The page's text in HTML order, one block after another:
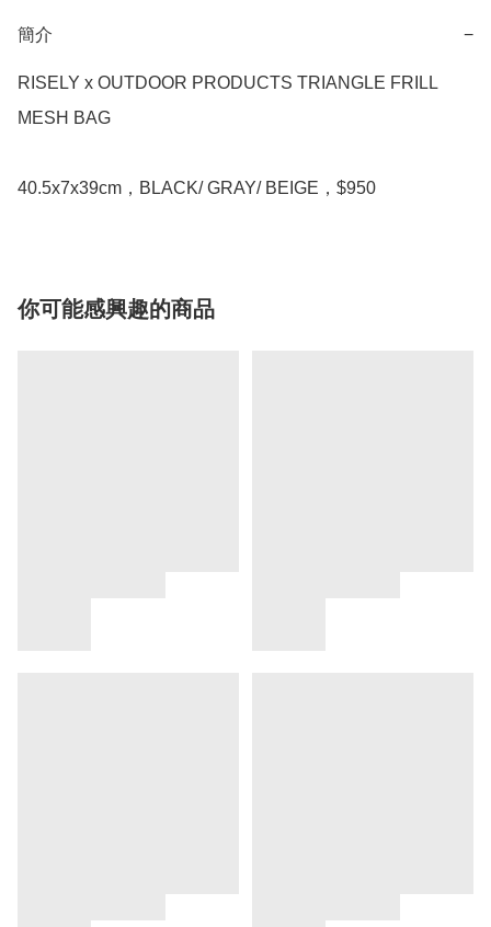
簡介 −
RISELY x OUTDOOR PRODUCTS TRIANGLE FRILL
MESH BAG
40.5x7x39cm，BLACK/ GRAY/ BEIGE，$950
你可能感興趣的商品